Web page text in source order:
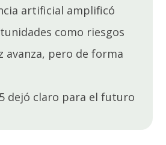
artificial amplificó
como riesgos
avanza, pero de forma
dejó claro para el futuro